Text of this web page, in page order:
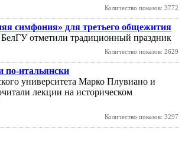
Количество показов: 3772
симфония» для третьего общежития
отметили традиционный праздник
Количество показов: 2629
по-итальянски
университета Марко Плувиано и
лекции на историческом
Количество показов: 3297